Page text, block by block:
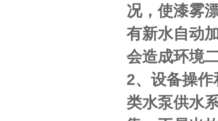
况，使漆雾
有新水自动
会造成环境
2、设备操
类水泵供水